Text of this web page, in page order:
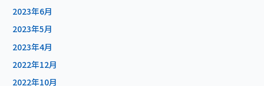
2023年6月
2023年5月
2023年4月
2022年12月
2022年10月